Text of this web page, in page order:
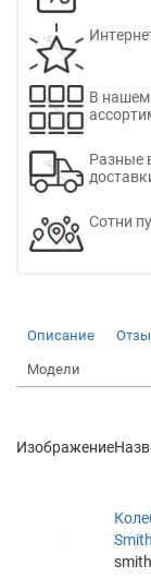
В нашем
Разные
Сотни
Описание
Модели
Изображение